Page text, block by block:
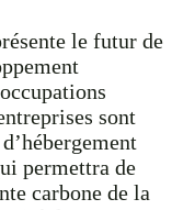
le futur de
sont
permettra de
carbone de la